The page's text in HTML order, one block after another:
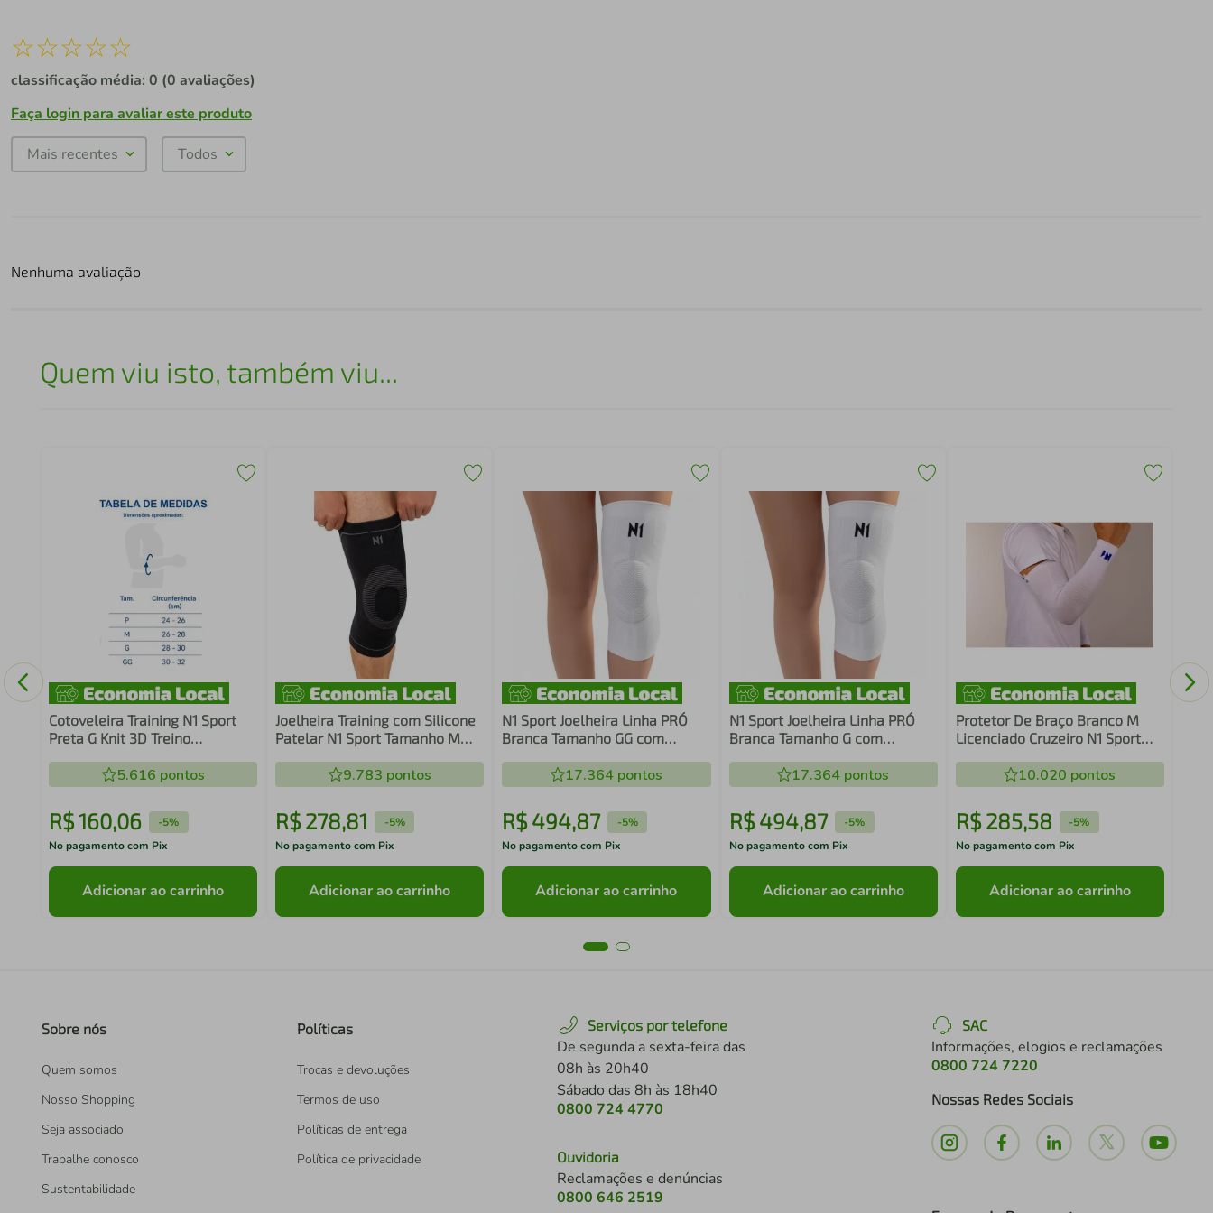
☆☆☆☆☆
classificação média: 0 (0 avaliações)
Faça login para avaliar este produto
Mais recentes Todos
Nenhuma avaliação
Quem viu isto, também viu...
Cotoveleira Training N1 Sport
Preta G Knit 3D Treino
Graduada Estabilização
Cotovelo Alívio Dor
5.616 pontos
R$160,06 -5%
No pagamento com Pix
Adicionar ao carrinho
Joelheira Training com Silicone
Patelar N1 Sport Tamanho M
Graduada Estabilização do
Joelho
9.783 pontos
R$ 278,81 -5%
No pagamento com Pix
Adicionar ao carrinho
N1 Sport Joelheira Linha PRÓ
Branca Tamanho GG com
Suporte Patelar em Silicone e
Hastes
17.364pontos
R$494,87 -5%
No pagamento com Pix
Adicionar ao carrinho
N1 Sport Joelheira Linha PRÓ
Branca Tamanho G com
Suporte Patelar em Silicone
17.364 pontos
R$ 494,87 -5%
No pagamento com Pix
Adicionar ao carrinho
Protetor De Braço Branco M
Licenciado Cruzeiro N1 Sport
10.020 pontos
R$ 285,58 -5%
No pagamento com Pix
Adicionar ao carrinho
Sobre nós
Quem somos
Nosso Shopping
Seja associado
Trabalhe conosco
Sustentabilidade
Políticas
Trocas e devoluções
Termos de uso
Políticas de entrega
Política de privacidade
Serviços por telefone
De segunda a sexta-feira das
08h às 20h40
Sábado das 8h às 18h40
0800 724 4770
Ouvidoria
Reclamações e denúncias
0800 646 2519
SAC
Informações, elogios e reclamações
0800 724 7220
Nossas Redes Sociais